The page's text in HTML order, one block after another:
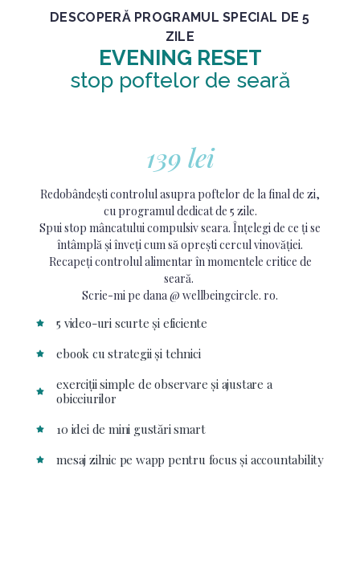
DESCOPERĂ PROGRAMUL SPECIAL DE 5
ZILE
EVENING RESET
stop poftelor de seară
139 lei
Redobândești controlul asupra poftelor de la final de zi,
cu programul dedicat de 5 zile.
Spui stop mâncatului compulsiv seara. Înțelegi de ce ți se
întâmplă și înveți cum să oprești cercul vinovăției.
Recapeți controlul alimentar în momentele critice de
seară.
Scrie-mi pe dana @ wellbeingcircle. ro.
5 video-uri scurte și eficiente
ebook cu strategii și tehnici
exerciții simple de observare și ajustare a
obiceiurilor
10 idei de mini gustări smart
mesaj zilnic pe wapp pentru focus și accountability